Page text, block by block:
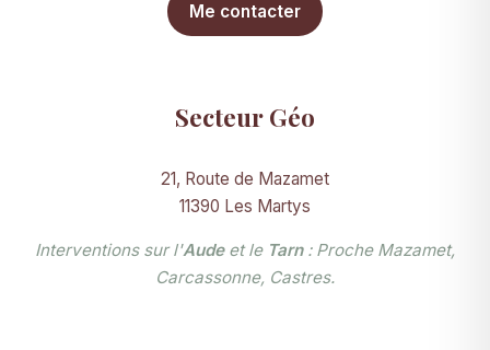
Me contacter
Secteur Géo
21, Route de Mazamet
11390 Les Martys
Interventions sur l'Audeet le Tarn: Proche Mazamet,
Carcassonne, Castres.